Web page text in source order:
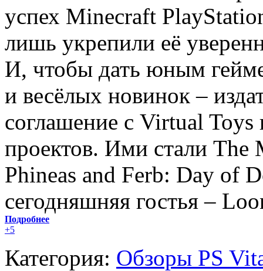
успех Minecraft
лишь укрепили её
И, чтобы дать юным
и весёлых новинок –
соглашение с Virtual
проектов. Ими стали The
Phineas and Ferb: Day of
сегодняшняя гостья –
Подробнее
+5
Категория: Обзоры PS